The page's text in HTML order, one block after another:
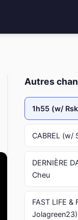
Autres
1h55 (w/
CABREL (w/
DERNIÈRE
Cheu
FAST LIFE &
Jolagreen23)